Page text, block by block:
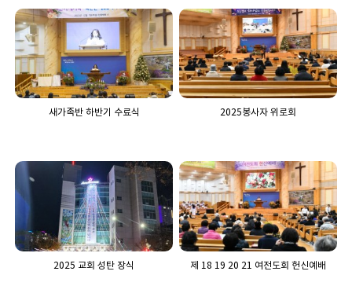
새가족반 하반기 수료식 2025봉사자 위로회
2025 교회 성탄 장식 제 18 19 20 21 여전도회 헌신예배